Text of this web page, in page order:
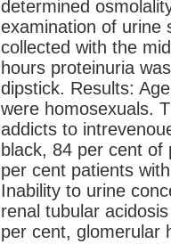
determined
examination of urine
collected with the
hours proteinuria
dipstick. Results:
were homosexuals.
addicts to
black, 84 per cent of
per cent patients
Inability to urine
renal tubular
per cent, glomerular